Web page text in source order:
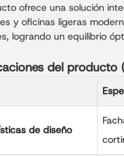
ofrece una solución
y oficinas ligeras
logrando un equilibrio
del producto
de diseño